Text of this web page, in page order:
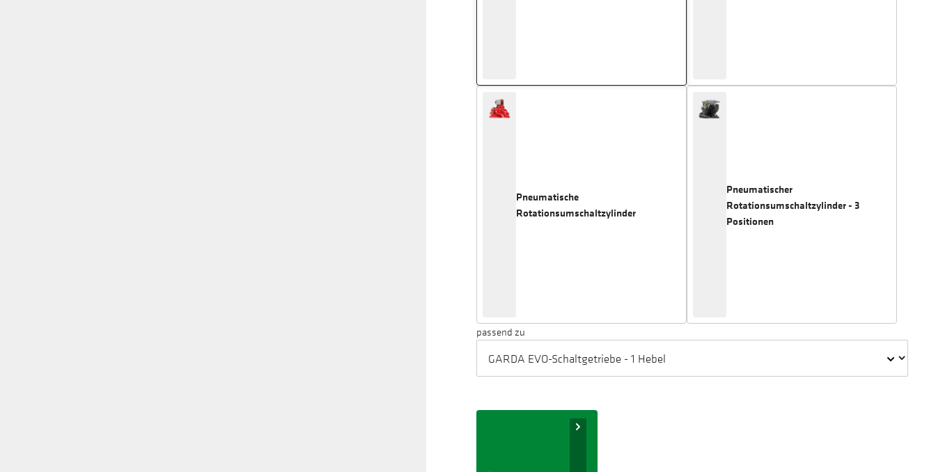
Pneumatische
Rotationsumschaltzylinder
Pneumatischer
Rotationsumschaltzylinder - 3
Positionen
passend zu